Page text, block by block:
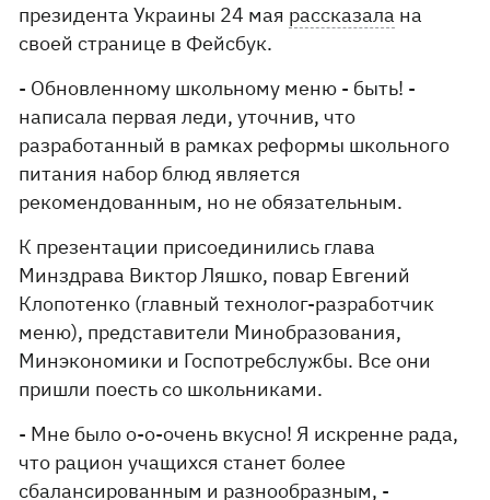
президента Украины 24 мая рассказала на
своей странице в Фейсбук.
- Обновленному школьному меню - быть! -
написала первая леди, уточнив, что
разработанный в рамках реформы школьного
питания набор блюд является
рекомендованным, но не обязательным.
К презентации присоединились глава
Минздрава Виктор Ляшко, повар Евгений
Клопотенко (главный технолог-разработчик
меню), представители Минобразования,
Минэкономики и Госпотребслужбы. Все они
пришли поесть со школьниками.
- Мне было о-о-очень вкусно! Я искренне рада,
что рацион учащихся станет более
сбалансированным и разнообразным, -